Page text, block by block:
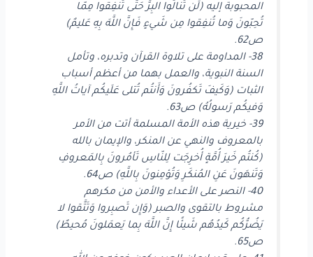
المحبوبة إليه (لَن تَنالُوا البِرَّ حَتّى تُنفِقوا مِمّا
تُحِبّونَ وَما تُنفِقوا مِن شَيءٍ فَإِنَّ اللَّهَ بِهِ عَليمٌ)
ص62.
38- المداومة على تلاوة القرآن وتدبره، وتأمل
السنة النبوية، والعمل بهما من أعظم أسباب
الثبات (وَكَيفَ تَكفُرونَ وَأَنتُم تُتلى عَلَيكُم آياتُ اللَّهِ
وَفيكُم رَسولُهُ) ص63.
39- خيرية هذه الأمة المسلمة أتت من الأمر
بالمعروف والنهي عن المنكر، والإيمان بالله
(كُنتُم خَيرَ أُمَّةٍ أُخرِجَت لِلنّاسِ تَأمُرونَ بِالمَعروفِ
وَتَنهَونَ عَنِ المُنكَرِ وَتُؤمِنونَ بِاللَّهِ) ص64.
40- النصر على الأعداء والأمن من مكرهم
مشروط بالتقوى والصبر (وَإِن تَصبِروا وَتَتَّقوا لا
يَضُرُّكُم كَيدُهُم شَيئًا إِنَّ اللَّهَ بِما يَعمَلونَ مُحيطٌ)
ص65.